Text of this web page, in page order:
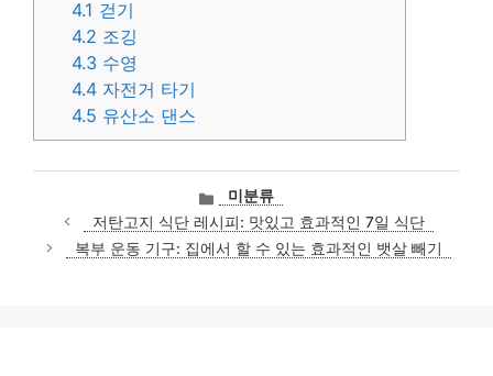
4.1 걷기
4.2 조깅
4.3 수영
4.4 자전거 타기
4.5 유산소 댄스
카
테
고
리
미분류
저탄고지 식단 레시피: 맛있고 효과적인 7일 식단
복부 운동 기구: 집에서 할 수 있는 효과적인 뱃살 빼기